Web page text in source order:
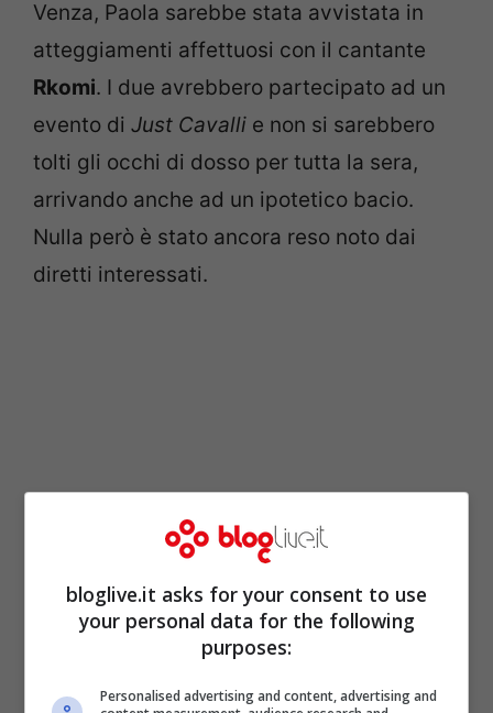
Venza, Paola sarebbe stata avvistata in
atteggiamenti affettuosi con il cantante
Rkomi. I due avrebbero partecipato ad un
evento di Just Cavalli e non si sarebbero
tolti gli occhi di dosso per tutta la sera,
arrivando anche ad un ipotetico bacio.
Nulla però è stato ancora reso noto dai
diretti interessati.
bloglive.it asks for your consent to use
your personal data for the following
purposes:
Personalised advertising and content, advertising and